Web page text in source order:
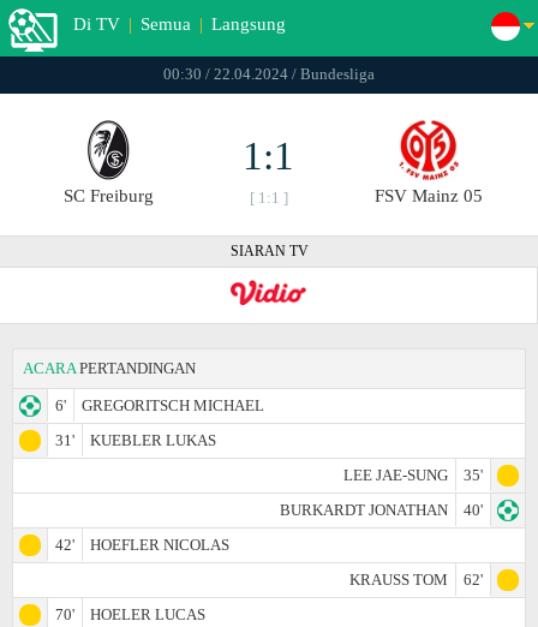
Di TV | Semua | Langsung
00:30 / 22.04.2024 / Bundesliga
SC Freiburg
1:1
[ 1:1 ] FSV Mainz 05
SIARAN TV
ACARA PERTANDINGAN
6'
GREGORITSCH MICHAEL
31'
KUEBLER LUKAS
LEE JAE-SUNG
35'
BURKARDT JONATHAN
40'
42'
HOEFLER NICOLAS
KRAUSS TOM
62'
70'
HOELER LUCAS